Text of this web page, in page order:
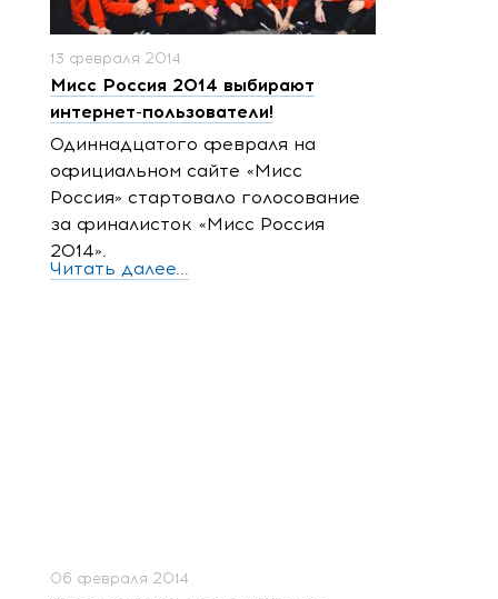
13 февраля 2014
Мисс Россия 2014 выбирают
интернет-пользователи!
Одиннадцатого февраля на
официальном сайте «Мисс
Россия» стартовало голосование
за финалисток «Мисс Россия
2014».
Читать далее...
06 февраля 2014